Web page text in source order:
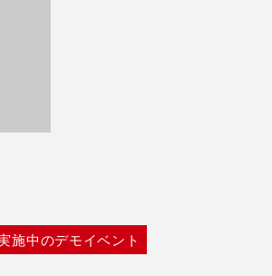
施中のデモイベント